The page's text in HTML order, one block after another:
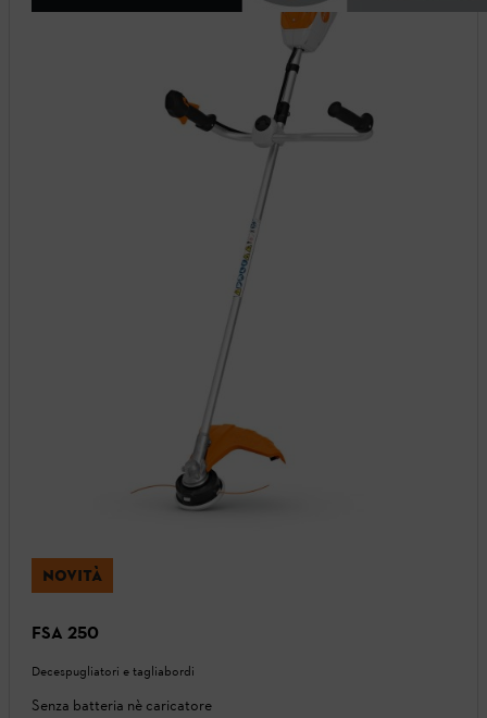
NOVITÀ
FSA 250
Decespugliatori e tagliabordi
Senza batteria nè caricatore